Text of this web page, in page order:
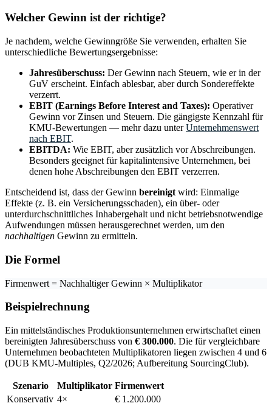
Welcher Gewinn ist der richtige?
Je nachdem, welche Gewinngröße Sie verwenden, erhalten Sie
unterschiedliche Bewertungsergebnisse:
Jahresüberschuss: Der Gewinn nach Steuern, wie er in der
GuV erscheint. Einfach ablesbar, aber durch Sondereffekte
verzerrt.
EBIT (Earnings Before Interest and Taxes): Operativer
Gewinn vor Zinsen und Steuern. Die gängigste Kennzahl für
KMU-Bewertungen — mehr dazu unter Unternehmenswert
nach EBIT.
EBITDA: Wie EBIT, aber zusätzlich vor Abschreibungen.
Besonders geeignet für kapitalintensive Unternehmen, bei
denen hohe Abschreibungen den EBIT verzerren.
Entscheidend ist, dass der Gewinn bereinigt wird: Einmalige
Effekte (z. B. ein Versicherungsschaden), ein über- oder
unterdurchschnittliches Inhabergehalt und nicht betriebsnotwendige
Aufwendungen müssen herausgerechnet werden, um den
nachhaltigen Gewinn zu ermitteln.
Die Formel
Firmenwert = Nachhaltiger Gewinn × Multiplikator
Beispielrechnung
Ein mittelständisches Produktionsunternehmen erwirtschaftet einen
bereinigten Jahresüberschuss von € 300.000. Die für vergleichbare
Unternehmen beobachteten Multiplikatoren liegen zwischen 4 und 6
(DUB KMU-Multiples, Q2/2026; Aufbereitung SourcingClub).
Szenario Multiplikator Firmenwert
Konservativ 4×
€ 1.200.000